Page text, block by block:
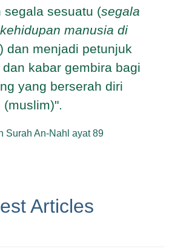
segala sesuatu (segala
manusia di
dan menjadi petunjuk
kabar gembira bagi
yang berserah diri
(muslim)".
Surah An-Nahl ayat 89
Articles